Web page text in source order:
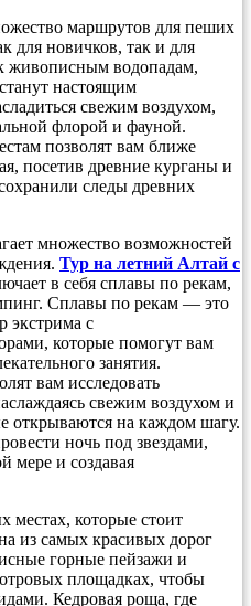
маршрутов для пеших
для новичков, так и для
живописным водопадам,
настоящим
свежим воздухом,
флорой и фауной.
позволят вам ближе
посетив древние курганы и
следы древних
множество возможностей
Тур на летний Алтай с
в себя сплавы по рекам,
Сплавы по рекам — это
экстрима с
которые помогут вам
занятия.
вам исследовать
свежим воздухом и
открываются на каждом шагу.
ночь под звездами,
мере и создавая
местах, которые стоит
из самых красивых дорог
горные пейзажи и
площадках, чтобы
Кедровая роща, где